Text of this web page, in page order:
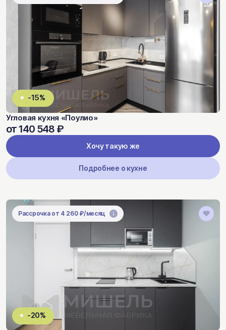
-15%
Угловая кухня «Поулио»
от 140 548 ₽
Хочу такую же
Подробнее о кухне
Рассрочка от 4 260 ₽/месяц
-20%